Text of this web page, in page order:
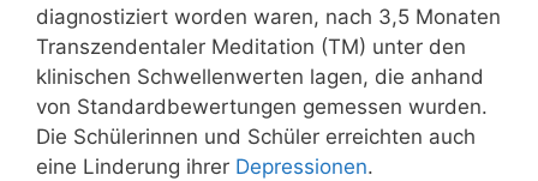
diagnostiziert worden waren, nach 3,5 Monaten
Transzendentaler Meditation (TM) unter den
klinischen Schwellenwerten lagen, die anhand
von Standardbewertungen gemessen wurden.
Die Schülerinnen und Schüler erreichten auch
eine Linderung ihrer Depressionen.